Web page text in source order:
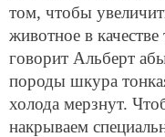
том, чтобы
животное в
говорит Альберт
породы шкура
холода мерзнут.
накрываем